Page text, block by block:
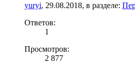
yuryi, 29.08.2018, в разделе:
Ответов:
1
Просмотров:
2 877